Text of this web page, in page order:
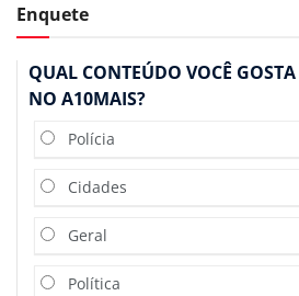
Enquete
QUAL CONTEÚDO VOCÊ
NO A10MAIS?
Polícia
Cidades
Geral
Política